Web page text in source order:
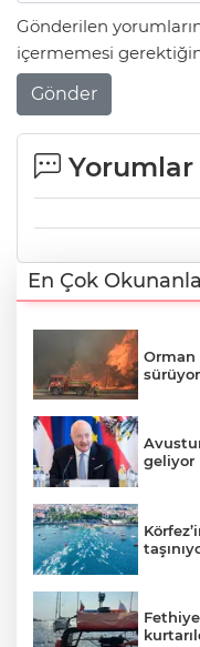
Gönderilen
içermemesi
Gönder
Yorumlar
En Çok
Orman
geliyor